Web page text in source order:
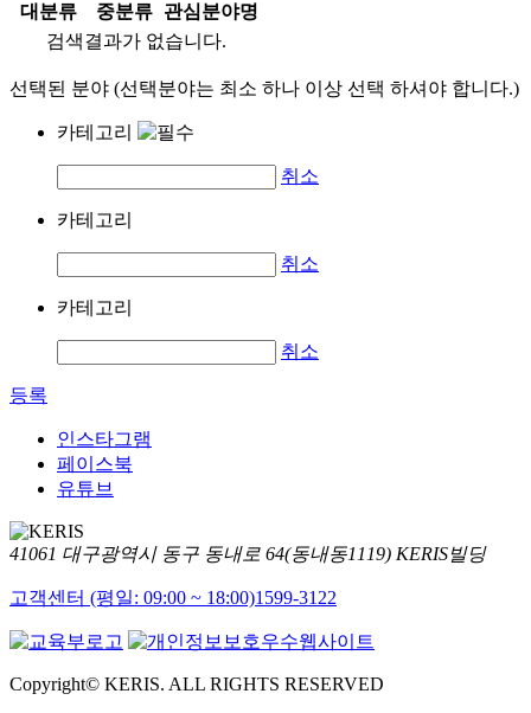
대분류
중분류
관심분야명
검색결과가 없습니다.
선택된 분야 (선택분야는 최소 하나 이상 선택 하셔야 합니다.)
카테고리
취소
카테고리
취소
카테고리
취소
등록
인스타그램
페이스북
유튜브
41061 대구광역시 동구 동내로 64(동내동1119) KERIS빌딩
고객센터 (평일: 09:00 ~ 18:00)1599-3122
Copyright© KERIS. ALL RIGHTS RESERVED